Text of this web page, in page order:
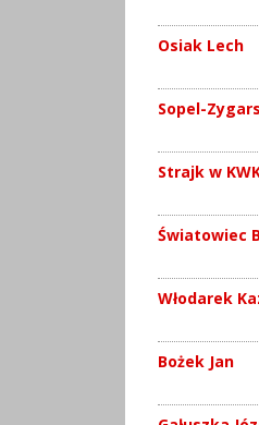
Osiak Lech
Sopel-
Strajk w
Światowiec
Włodarek
Bożek Jan